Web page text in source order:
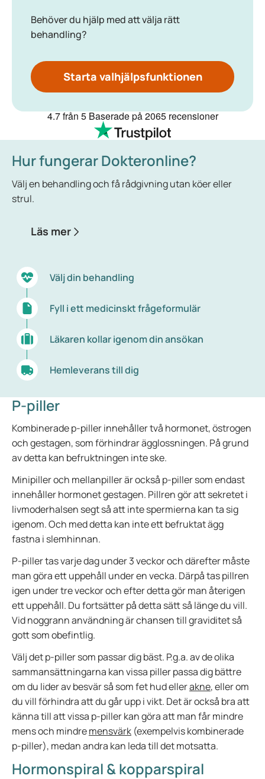
Behöver du hjälp med att välja rätt
behandling?
Starta valhjälpsfunktionen
4.7från 5Baserade på2065 recensioner
Hur fungerar Dokteronline?
Välj en behandling och få rådgivning utan köer eller
strul.
Läs mer
Välj din behandling
Fyll i ett medicinskt frågeformulär
Läkaren kollar igenom din ansökan
Hemleverans till dig
P-piller
Kombinerade p-piller innehåller två hormonet, östrogen
och gestagen, som förhindrar ägglossningen. På grund
av detta kan befruktningen inte ske.
Minipiller och mellanpiller är också p-piller som endast
innehåller hormonet gestagen. Pillren gör att sekretet i
livmoderhalsen segt så att inte spermierna kan ta sig
igenom. Och med detta kan inte ett befruktat ägg
fastna i slemhinnan.
P-piller tas varje dag under 3 veckor och därefter måste
man göra ett uppehåll under en vecka. Därpå tas pillren
igen under tre veckor och efter detta gör man återigen
ett uppehåll. Du fortsätter på detta sätt så länge du vill.
Vid noggrann användning är chansen till graviditet så
gott som obefintlig.
Välj det p-piller som passar dig bäst. P.g.a. av de olika
sammansättningarna kan vissa piller passa dig bättre
om du lider av besvär så som fet hud ellerakne, eller om
du vill förhindra att du går upp i vikt. Det är också bra att
känna till att vissa p-piller kan göra att man får mindre
mens och mindremensvärk (exempelvis kombinerade
p-piller), medan andra kan leda till det motsatta.
Hormonspiral & kopparspiral